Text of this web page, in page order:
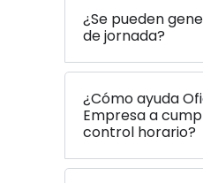
¿Se pueden
de jornada?
¿Cómo ayuda
Empresa a
control horario?